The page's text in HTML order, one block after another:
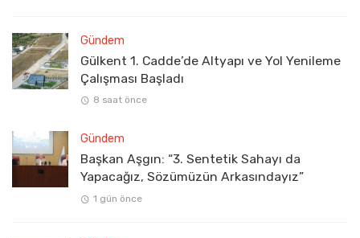
Gündem
Gülkent 1. Cadde’de Altyapı ve Yol Yenileme
Çalışması Başladı
8 saat önce
Gündem
Başkan Aşgın: “3. Sentetik Sahayı da
Yapacağız, Sözümüzün Arkasındayız”
1 gün önce